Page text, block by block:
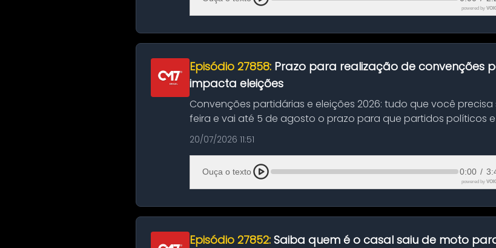
powered by
Episódio 27858: Prazo para realização de convenções
impacta eleições
Convenções partidárias e eleições 2026: tudo que você
feira e vai até 5 de agosto o prazo para que partidos políticos
suas convençõ...
20/07/2026 11:51
Ouça o texto 0:00 /
powered by
Episódio 27852: Saiba quem é o casal saiu de moto